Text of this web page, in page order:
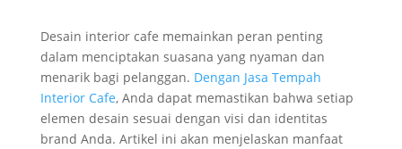
Desain interior cafe memainkan peran penting
dalam menciptakan suasana yang nyaman dan
menarik bagi pelanggan. Dengan Jasa Tempah
Interior Cafe, Anda dapat memastikan bahwa setiap
elemen desain sesuai dengan visi dan identitas
brand Anda. Artikel ini akan menjelaskan manfaat